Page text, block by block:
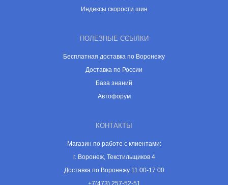
Индексы скорости шин
ПОЛЕЗНЫЕ ССЫЛКИ
Бесплатная доставка по Воронежу
Доставка по России
База знаний
Автофорум
КОНТАКТЫ
Магазин по работе с клиентами:
г. Воронеж, Текстильщиков 4
Доставка по Воронежу 11.00-17.00
+7(473) 257-52-51